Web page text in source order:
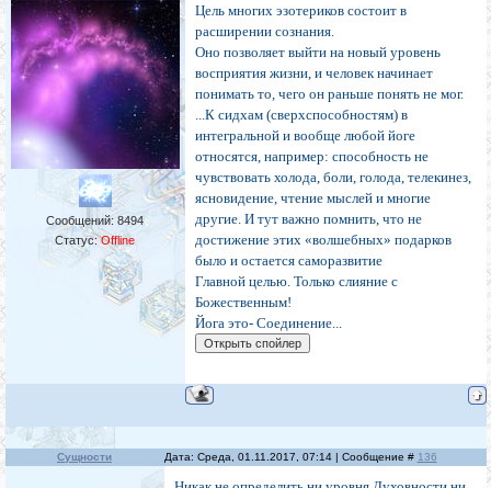
Сообщений: 8494
Статус:Offline
Цель многих эзотериков состоит в
расширении сознания.
Оно позволяет выйти на новый уровень
восприятия жизни, и человек начинает
понимать то, чего он раньше понять не мог.
...К сидхам (сверхспособностям) в
интегральной и вообще любой йоге
относятся, например: способность не
чувствовать холода, боли, голода, телекинез,
ясновидение, чтение мыслей и многие
другие. И тут важно помнить, что не
достижение этих «волшебных» подарков
было и остается саморазвитие
Главной целью. Только слияние с
Божественным!
Йога это- Соединение...
Сущности Дата: Среда, 01.11.2017, 07:14 | Сообщение # 136